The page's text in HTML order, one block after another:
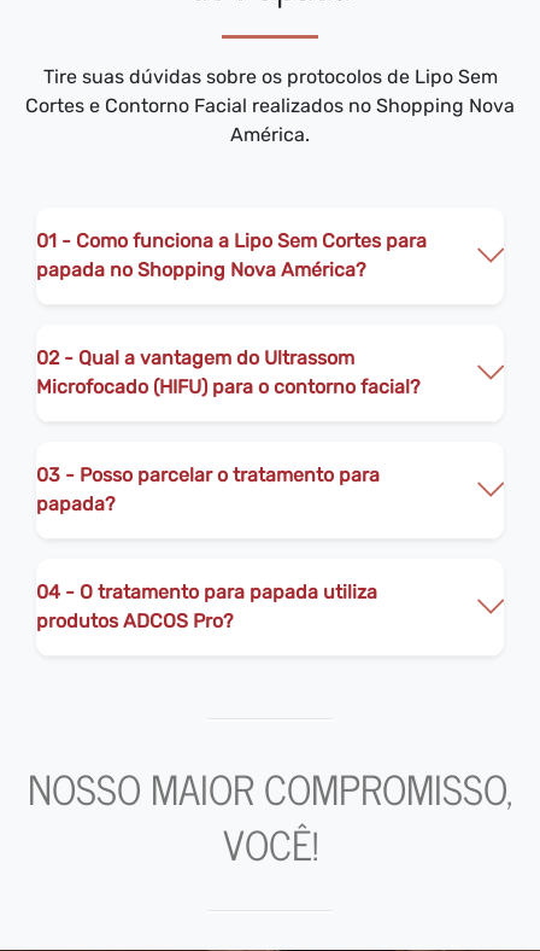
Tire suas dúvidas sobre os protocolos de Lipo Sem
Cortes e Contorno Facial realizados no Shopping Nova
América.
01 - Como funciona a Lipo Sem Cortes para
papada no Shopping Nova América?
02 - Qual a vantagem do Ultrassom
Microfocado (HIFU) para o contorno facial?
03 - Posso parcelar o tratamento para
papada?
04 - O tratamento para papada utiliza
produtos ADCOS Pro?
NOSSO MAIOR COMPROMISSO,
VOCÊ!